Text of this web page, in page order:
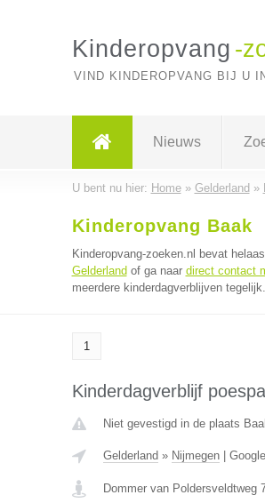
Kinderopvang -
VIND KINDEROPVANG BIJ U
Nieuws
U bent nu hier: Home» Gelderland »
Kinderopvang Baak
Kinderopvang-zoeken.nl bevat
Gelderland of ga naar direct contact
meerdere kinderdagverblijven
1
Kinderdagverblijf
Niet gevestigd in de plaats
Gelderland » Nijmegen|
Dommer van Poldersveldtweg